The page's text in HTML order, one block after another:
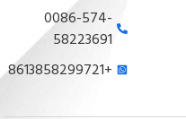
0086-574-
58223691
+8613858299721